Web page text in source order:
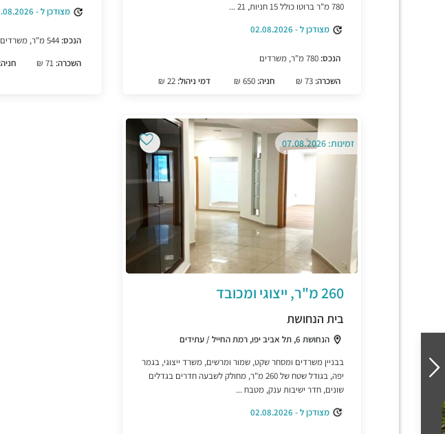
780 מ"ר ברוטו כולל 15 חניות, 21 ...
מצודכן ל - 02.08.2026
הנכס:
השכרה:
חניה: דמי ניהול: 22 ₪
מצודכן ל - 02.08.2026
הנכס:
השכרה:
חניה:
זמינות: 07.08.2026
260 מ"ר, ייצוגי ומכובד
בית הנחושת
הנחושת 6, תל אביב יפו, רמת החייל / עתידים
בבניין משרדים ומסחר שקט, שמור ומרשים, משרד ייצוגי, בגמר
יפה, בגודל שטח של 260 מ"ר, מחולק לשבעה חדרים בגדלים
שונים, חדר ישיבות ענק, מטבח ...
מצודכן ל - 02.08.2026